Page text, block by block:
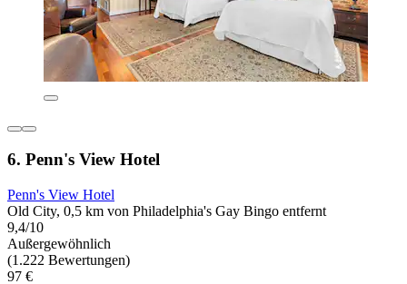
6. Penn's View Hotel
Penn's View Hotel
Old City, 0,5 km von Philadelphia's Gay Bingo entfernt
9,4/10
Außergewöhnlich
(1.222 Bewertungen)
97 €